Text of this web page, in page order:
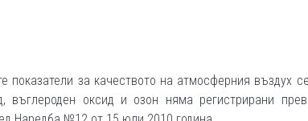
показатели за качеството на атмосферния въздух
въглероден оксид и озон няма регистрирани